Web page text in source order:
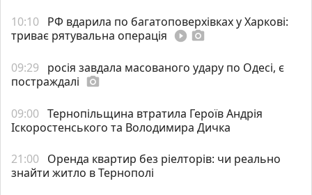
10:10 РФ вдарила по багатоповерхівках у Харкові:
триває рятувальна операція play_circle_filled photo_camera
09:29
росія завдала масованого удару по Одесі, є
постраждалі photo_camera
09:00 Тернопільщина втратила Героїв Андрія
Іскоростенського та Володимира Дичка
21:00 Оренда квартир без ріелторів: чи реально
знайти житло в Тернополі